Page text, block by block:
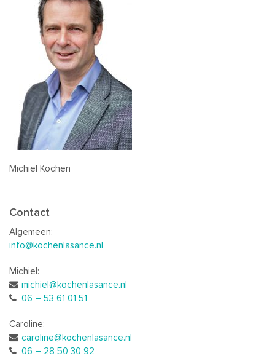
Michiel Kochen
Contact
Algemeen:
info@kochenlasance.nl
Michiel:
michiel@kochenlasance.nl
06 – 53 61 01 51
Caroline:
caroline@kochenlasance.nl
06 – 28 50 30 92